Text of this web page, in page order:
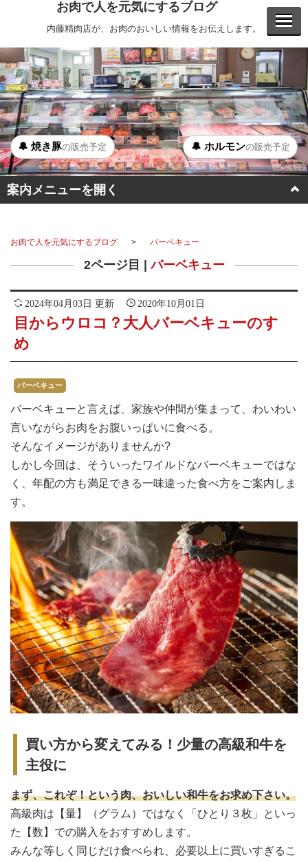
お肉で人を元気にするブログ
内藤精肉店が、お肉のおいしい情報をお伝えします。
案内メニューを開く
ステーキ
すき焼き・鍋
カレー・シチュー
餃子・中華
公式ホームページ
🔔 焼き豚の販売予定 🔔 ホルモンの販売予定
お肉で人を元気にするブログ バーベキュー
2ページ目 |バーベキュー
2024年04月03日 更新 2020年10月01日
目からウロコ？大人バーベキューのすゝ
め
バーベキュー
バーベキューと言えば、家族や仲間が集まって、わいわい
言いながらお肉をお腹いっぱいに食べる。
そんなイメージがありませんか?
しかし今回は、そういったワイルドなバーベキューではな
く、年配の方も満足できる一味違った食べ方をご案内しま
す。
買い方から変えてみる！少量の高級和牛を
主役に
まず、これぞ！という肉、おいしい和牛をお求め下さい。
高級肉は【量】（グラム）ではなく「ひとり３枚」といっ
た【数】での購入をおすすめします。
みんな等しく同じだけ食べられ、必要以上に買いすぎるこ